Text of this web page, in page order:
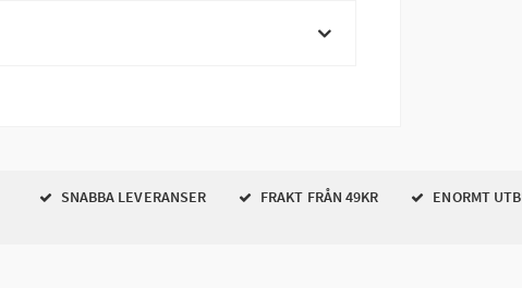
SNABBA LEVERANSER FRAKT FRÅN 49KR ENORMT